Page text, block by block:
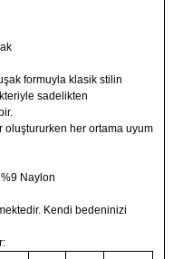
formuyla klasik stilin
sadelikten
oluştururken her ortama uyum
Naylon
Kendi bedeninizi